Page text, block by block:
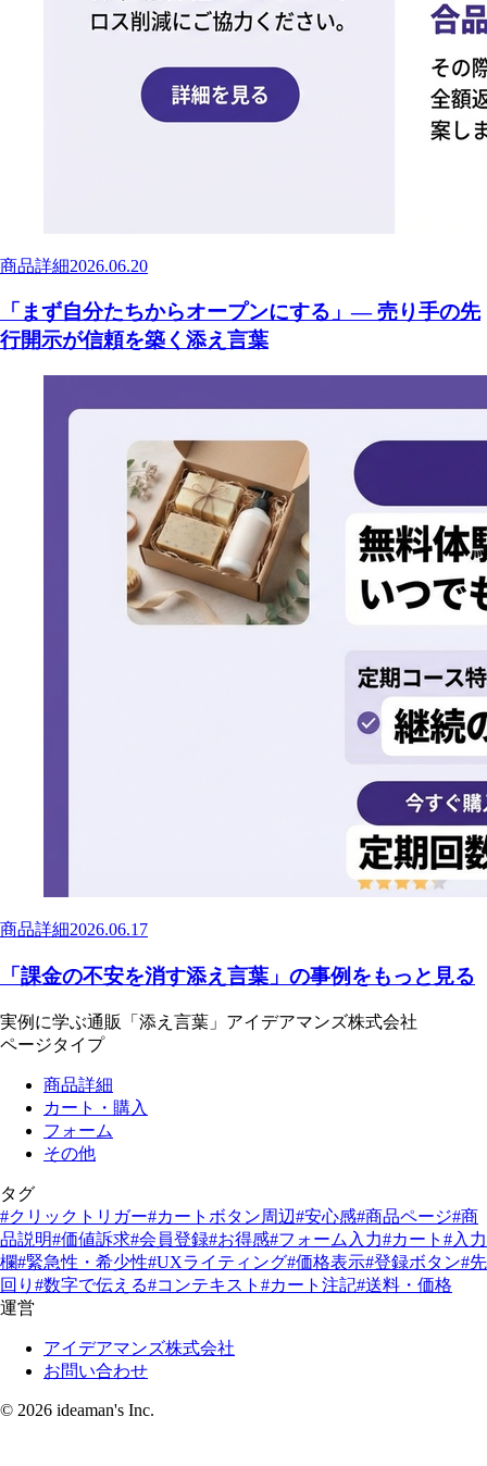
商品詳細2026.06.20
「まず自分たちからオープンにする」— 売り手の先
行開示が信頼を築く添え言葉
商品詳細2026.06.17
「課金の不安を消す添え言葉」の事例をもっと見る
実例に学ぶ通販「添え言葉」 アイデアマンズ株式会社
ページタイプ
商品詳細
カート・購入
フォーム
その他
タグ
#クリックトリガー#カートボタン周辺#安心感#商品ページ#商
品説明#価値訴求#会員登録#お得感#フォーム入力#カート #入力
欄#緊急性・希少性#UXライティング#価格表示#登録ボタン#先
回り #数字で伝える#コンテキスト #カート注記#送料・価格
運営
アイデアマンズ株式会社
お問い合わせ
© 2026 ideaman's Inc.